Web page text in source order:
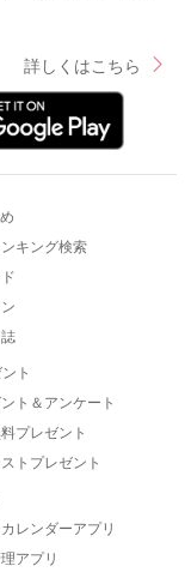
詳しくはこちら
キング検索
ト
ト＆アンケート
プレゼント
トプレゼント
レンダーアプリ
アプリ